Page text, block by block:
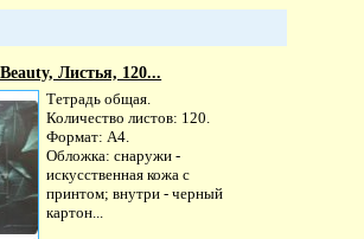
Листья, 120...
Тетрадь общая.
Количество листов: 120.
Формат: А4.
Обложка: снаружи -
искусственная кожа с
принтом; внутри - черный
картон...